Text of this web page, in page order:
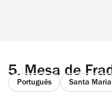
5. Mesa de
Português Santa